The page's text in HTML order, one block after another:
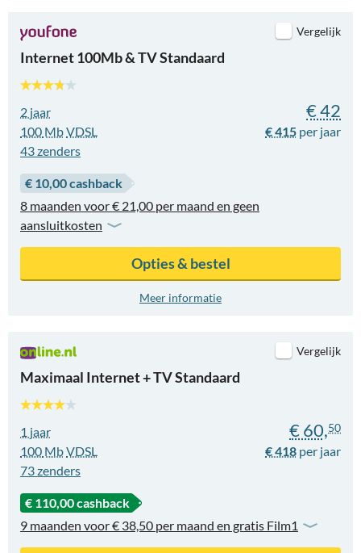
Vergelijk
Internet 100Mb & TV Standaard
2 jaar
100 MbVDSL
43zenders
€ 415
€ 42
€ 10,00 cashback
8 maanden voor € 21,00 per maand en geen
aansluitkosten
Opties & bestel
Meer informatie
Vergelijk
Maximaal Internet + TV Standaard
1 jaar
100 MbVDSL
73zenders
€ 418
€ 60,50
€ 110,00 cashback
9 maanden voor € 38,50 per maand en gratis Film1